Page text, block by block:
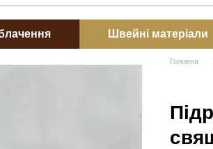
Швейні матеріали
Головна